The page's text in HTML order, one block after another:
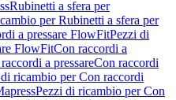
Rubinetti a sfera per
per Rubinetti a sfera per
a pressare FlowFitPezzi di
FlowFitCon raccordi a
a pressareCon raccordi
ricambio per Con raccordi
Pezzi di ricambio per Con